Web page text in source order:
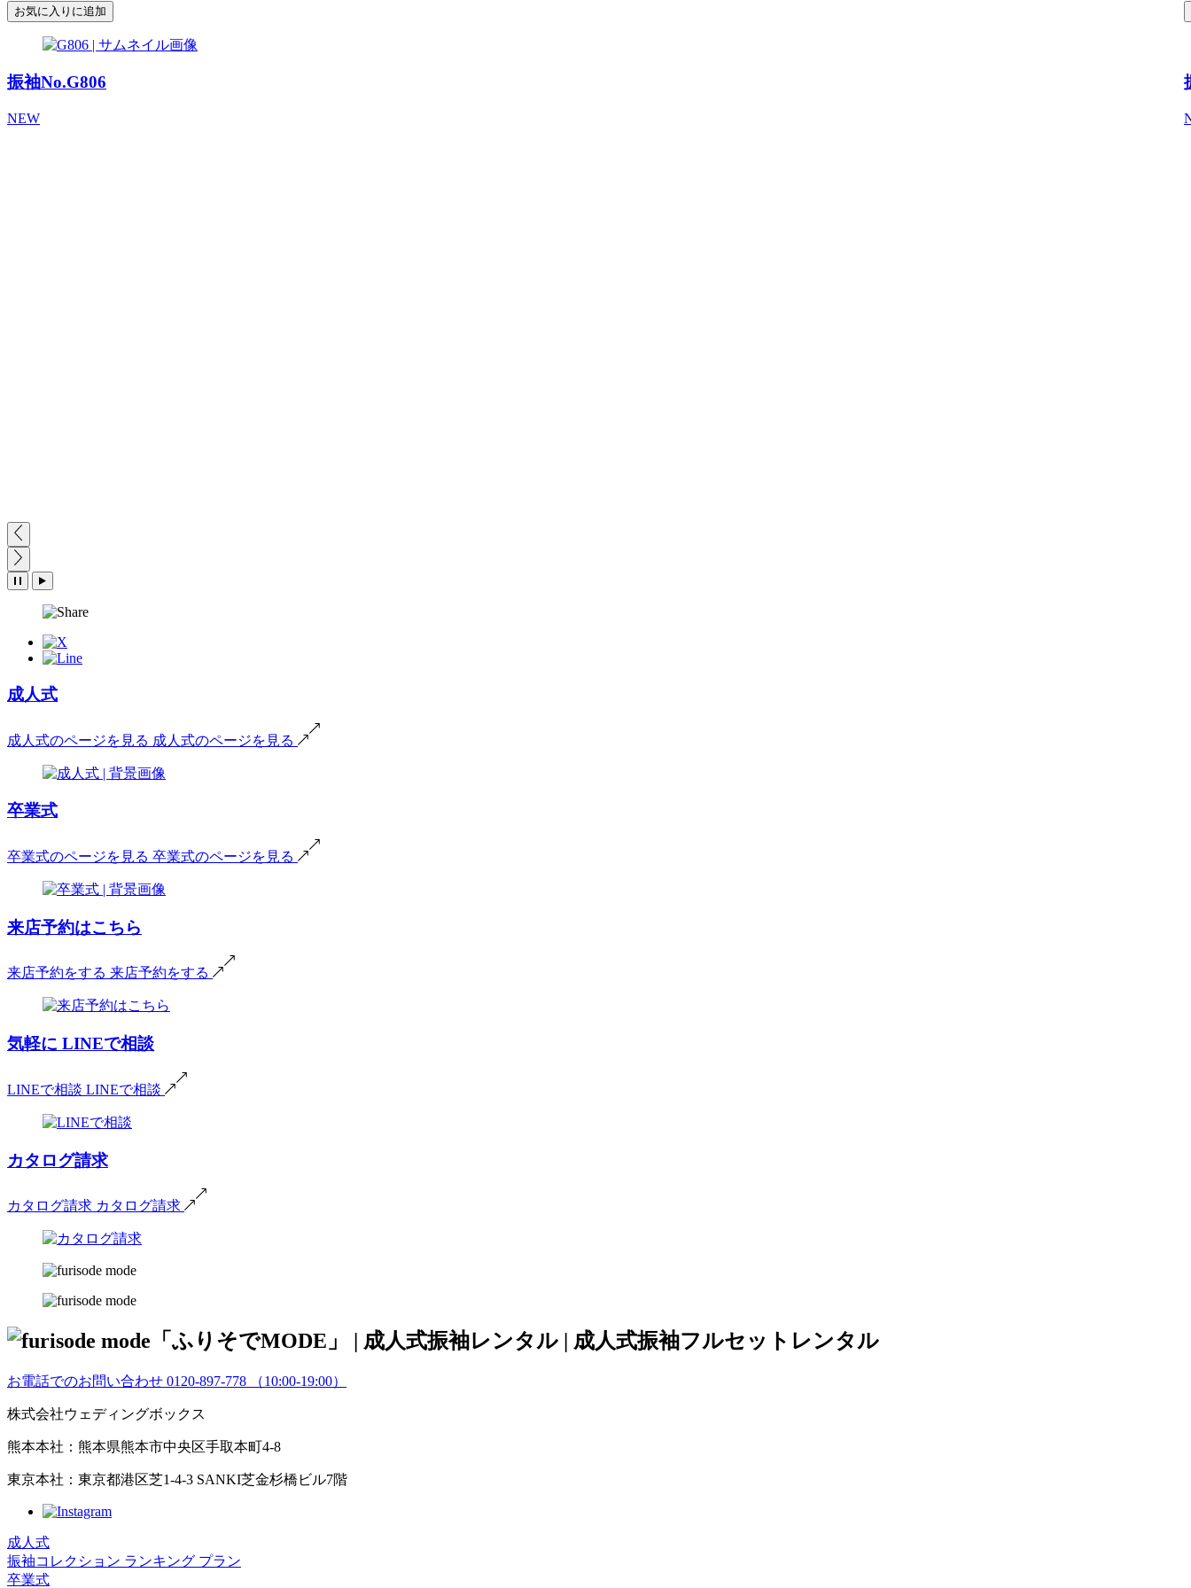
お気に入りに追加
振袖No.G806
NEW
成人式
成人式のページを見る 成人式のページを見る
卒業式
卒業式のページを見る 卒業式のページを見る
来店予約はこちら
来店予約をする 来店予約をする
気軽に LINEで相談
LINEで相談 LINEで相談
カタログ請求
カタログ請求 カタログ請求
お電話でのお問い合わせ 0120-897-778 （10:00-19:00）
株式会社ウェディングボックス
熊本本社：熊本県熊本市中央区手取本町4-8
東京本社：東京都港区芝1-4-3 SANKI芝金杉橋ビル7階
成人式
振袖コレクション ランキング プラン
卒業式